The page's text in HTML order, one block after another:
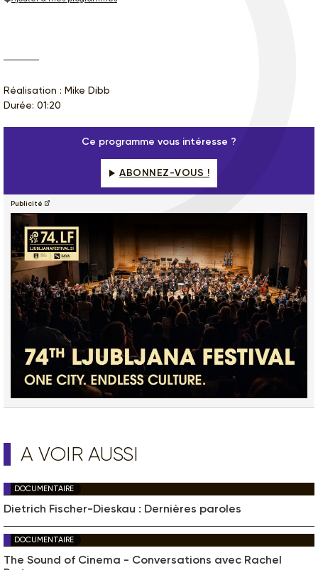
Réalisation : Mike Dibb
Durée: 01:20
Ce programme vous intéresse ?
ABONNEZ-VOUS !
Publicité
A VOIR AUSSI
DOCUMENTAIRE
Dietrich Fischer-Dieskau : Dernières paroles
DOCUMENTAIRE
The Sound of Cinema - Conversations avec Rachel